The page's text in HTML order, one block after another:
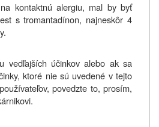
kontaktnú alergiu, mal by byť
s tromantadínon, najneskôr 4
vedľajších účinkov alebo ak sa
ktoré nie sú uvedené v tejto
povedzte to, prosím,